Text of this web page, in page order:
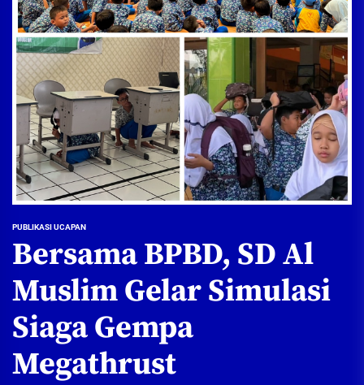
PUBLIKASI UCAPAN
Bersama BPBD, SD Al
Muslim Gelar Simulasi
Siaga Gempa
Megathrust